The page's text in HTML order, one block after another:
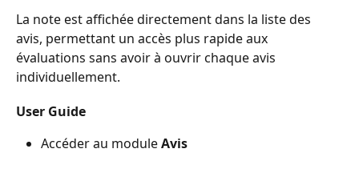
La note est affichée directement dans la liste des
avis, permettant un accès plus rapide aux
évaluations sans avoir à ouvrir chaque avis
individuellement.
User Guide
Accéder au module Avis